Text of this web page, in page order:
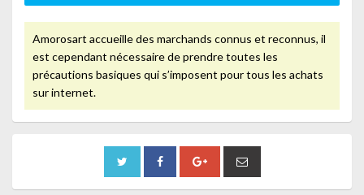
Amorosart accueille des marchands connus et reconnus, il
est cependant nécessaire de prendre toutes les
précautions basiques qui s’imposent pour tous les achats
sur internet.